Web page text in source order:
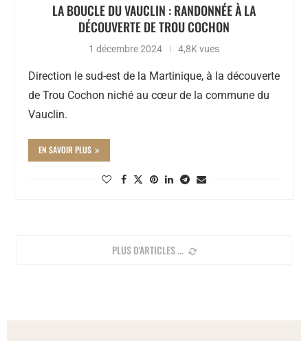
LA BOUCLE DU VAUCLIN : RANDONNÉE À LA
DÉCOUVERTE DE TROU COCHON
1 décembre 2024 4,8K vues
Direction le sud-est de la Martinique, à la découverte
de Trou Cochon niché au cœur de la commune du
Vauclin.
EN SAVOIR PLUS
PLUS D'ARTICLES